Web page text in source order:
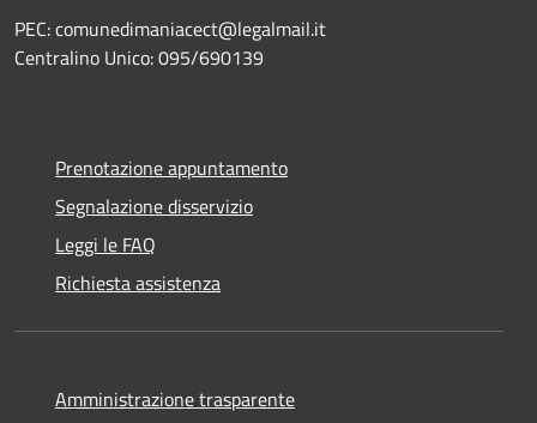
PEC: comunedimaniacect@legalmail.it
Centralino Unico: 095/690139
Prenotazione appuntamento
Segnalazione disservizio
Leggi le FAQ
Richiesta assistenza
Amministrazione trasparente